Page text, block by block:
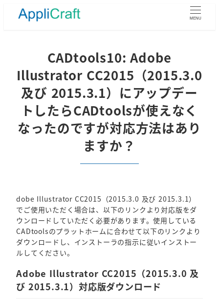
MENU
CADtools10: Adobe
Illustrator CC2015（2015.3.0
及び 2015.3.1）にアップデー
トしたらCADtoolsが使えなく
なったのですが対応方法はあり
ますか？
dobe Illustrator CC2015（2015.3.0 及び 2015.3.1）
でご使用いただく場合は、以下のリンクより対応版をダ
ウンロードしていただく必要があります。使用している
CADtoolsのプラットホームに合わせて以下のリンクより
ダウンロードし、インストーラの指示に従いインストー
ルしてください。
Adobe Illustrator CC2015（2015.3.0 及
び 2015.3.1）対応版ダウンロード